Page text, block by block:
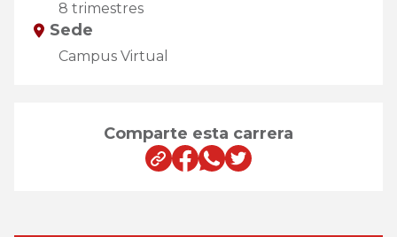
8 trimestres
Sede
Campus Virtual
Comparte esta carrera